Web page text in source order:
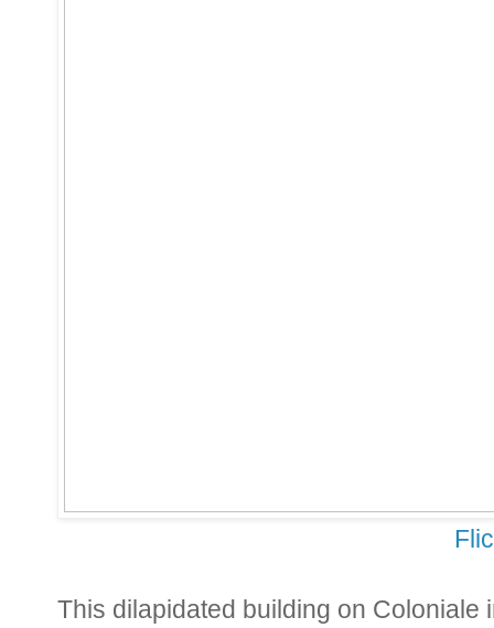
This dilapidated building on Coloniale